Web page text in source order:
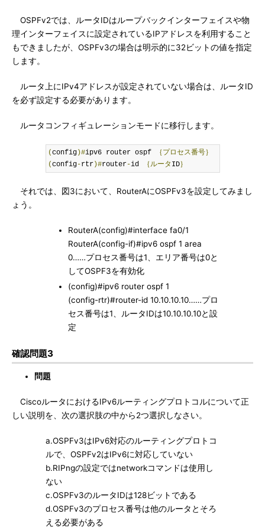
OSPFv2では、ルータIDはループバックインターフェイスや物
理インターフェイスに設定されているIPアドレスを利用すること
もできましたが、OSPFv3の場合は明示的に32ビットの値を指定
します。
ルータ上にIPv4アドレスが設定されていない場合は、ルータID
を必ず設定する必要があります。
ルータコンフィギュレーションモードに移行します。
(config)#ipv6 router ospf
｛プロセス番号｝
(config-rtr)#router-id ｛ルータ ID｝
それでは、図3において、RouterAにOSPFv3を設定してみまし
ょう。
RouterA(config)#interface fa0/1
RouterA(config-if)#ipv6 ospf 1 area
0……プロセス番号は1、エリア番号は0と
してOSPF3を有効化
(config)#ipv6 router ospf 1
(config-rtr)#router-id 10.10.10.10……プロ
セス番号は1、ルータIDは10.10.10.10と設
定
確認問題3
問題
CiscoルータにおけるIPv6ルーティングプロトコルについて正
しい説明を、次の選択肢の中から2つ選択しなさい。
a.OSPFv3はIPv6対応のルーティングプロトコ
ルで、OSPFv2はIPv6に対応していない
b.RIPngの設定ではnetworkコマンドは使用し
ない
c.OSPFv3のルータIDは128ビットである
d.OSPFv3のプロセス番号は他のルータとそろ
える必要がある